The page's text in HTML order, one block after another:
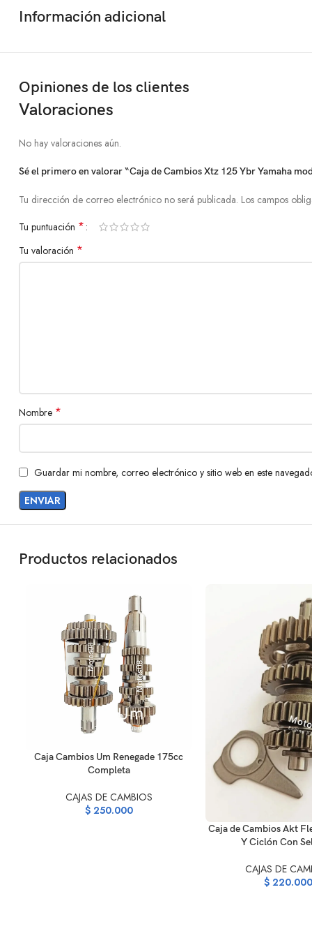
Información adicional
Opiniones de los clientes
Valoraciones
No hay valoraciones aún.
Sé el primero en valorar “Caja de Cambios Xtz 125 Ybr Yamaha
Tu dirección de correo electrónico no será publicada. Los campos
Tu puntuación *
Tu valoración *
Nombre *
Guardar mi nombre, correo electrónico y sitio web en este
Productos relacionados
AÑADIR AL CARRITO
Caja Cambios Um Renegade 175cc
Completa
CAJAS DE CAMBIOS
$250.000
AÑADIR AL CARRITO
Caja de Cambios Akt
Y Ciclón Con
CAJAS DE
$ 220.000